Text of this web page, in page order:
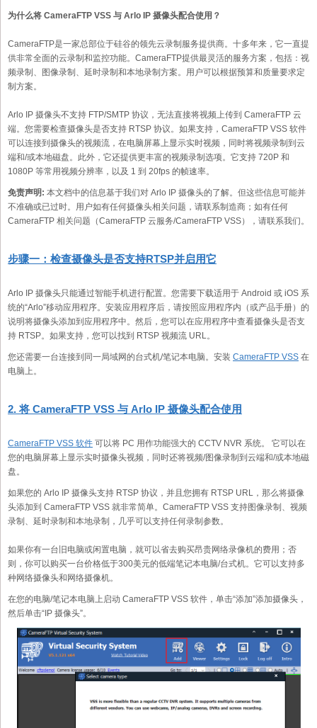
为什么将 CameraFTP VSS 与 Arlo IP 摄像头配合使用？
CameraFTP是一家总部位于硅谷的领先云录制服务提供商。十多年来，它一直提
供非常全面的云录制和监控功能。CameraFTP提供最灵活的服务方案，包括：视
频录制、图像录制、延时录制和本地录制方案。用户可以根据预算和质量要求定
制方案。
Arlo IP 摄像头不支持 FTP/SMTP 协议，无法直接将视频上传到 CameraFTP 云
端。您需要检查摄像头是否支持 RTSP 协议。如果支持，CameraFTP VSS 软件
可以连接到摄像头的视频流，在电脑屏幕上显示实时视频，同时将视频录制到云
端和/或本地磁盘。此外，它还提供更丰富的视频录制选项。它支持 720P 和
1080P 等常用视频分辨率，以及 1 到 20fps 的帧速率。
免责声明: 本文档中的信息基于我们对 Arlo IP 摄像头的了解。但这些信息可能并
不准确或已过时。用户如有任何摄像头相关问题，请联系制造商；如有任何
CameraFTP 相关问题（CameraFTP 云服务/CameraFTP VSS），请联系我们。
步骤一：检查摄像头是否支持RTSP并启用它
Arlo IP 摄像头只能通过智能手机进行配置。您需要下载适用于 Android 或 iOS 系
统的“Arlo”移动应用程序。安装应用程序后，请按照应用程序内（或产品手册）的
说明将摄像头添加到应用程序中。然后，您可以在应用程序中查看摄像头是否支
持 RTSP。如果支持，您可以找到 RTSP 视频流 URL。
您还需要一台连接到同一局域网的台式机/笔记本电脑。安装 CameraFTP VSS 在
电脑上。
2. 将 CameraFTP VSS 与 Arlo IP 摄像头配合使用
CameraFTP VSS 软件 可以将 PC 用作功能强大的 CCTV NVR 系统。 它可以在
您的电脑屏幕上显示实时摄像头视频，同时还将视频/图像录制到云端和/或本地磁
盘。
如果您的 Arlo IP 摄像头支持 RTSP 协议，并且您拥有 RTSP URL，那么将摄像
头添加到 CameraFTP VSS 就非常简单。CameraFTP VSS 支持图像录制、视频
录制、延时录制和本地录制，几乎可以支持任何录制参数。
如果你有一台旧电脑或闲置电脑，就可以省去购买昂贵网络录像机的费用；否
则，你可以购买一台价格低于300美元的低端笔记本电脑/台式机。它可以支持多
种网络摄像头和网络摄像机。
在您的电脑/笔记本电脑上启动 CameraFTP VSS 软件，单击“添加”添加摄像头，
然后单击“IP 摄像头”。